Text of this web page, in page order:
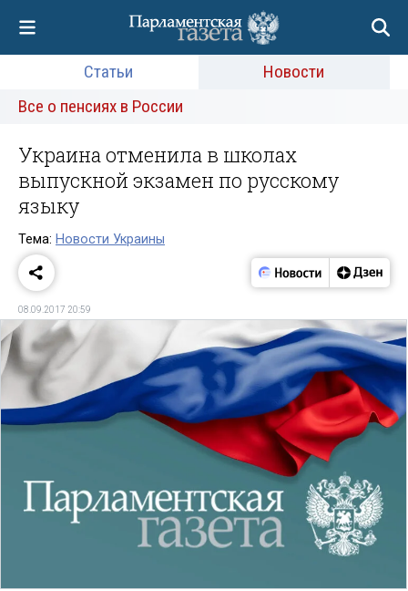
Статьи
Новости
Все о пенсиях в России
Украина отменила в школах
выпускной экзамен по русскому
языку
Тема: Новости Украины
08.09.2017 20:59